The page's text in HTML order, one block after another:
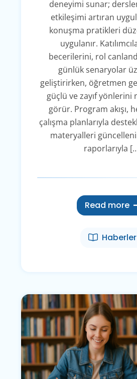
deneyimi sunar;
etkileşimi artıran
konuşma pratikleri
uygulanır.
becerilerini, rol
günlük senaryolar
geliştirirken, öğretmen
güçlü ve zayıf yönlerini
görür. Program akışı,
çalışma planlarıyla
materyalleri
raporlarıyla
Read more
Haberler